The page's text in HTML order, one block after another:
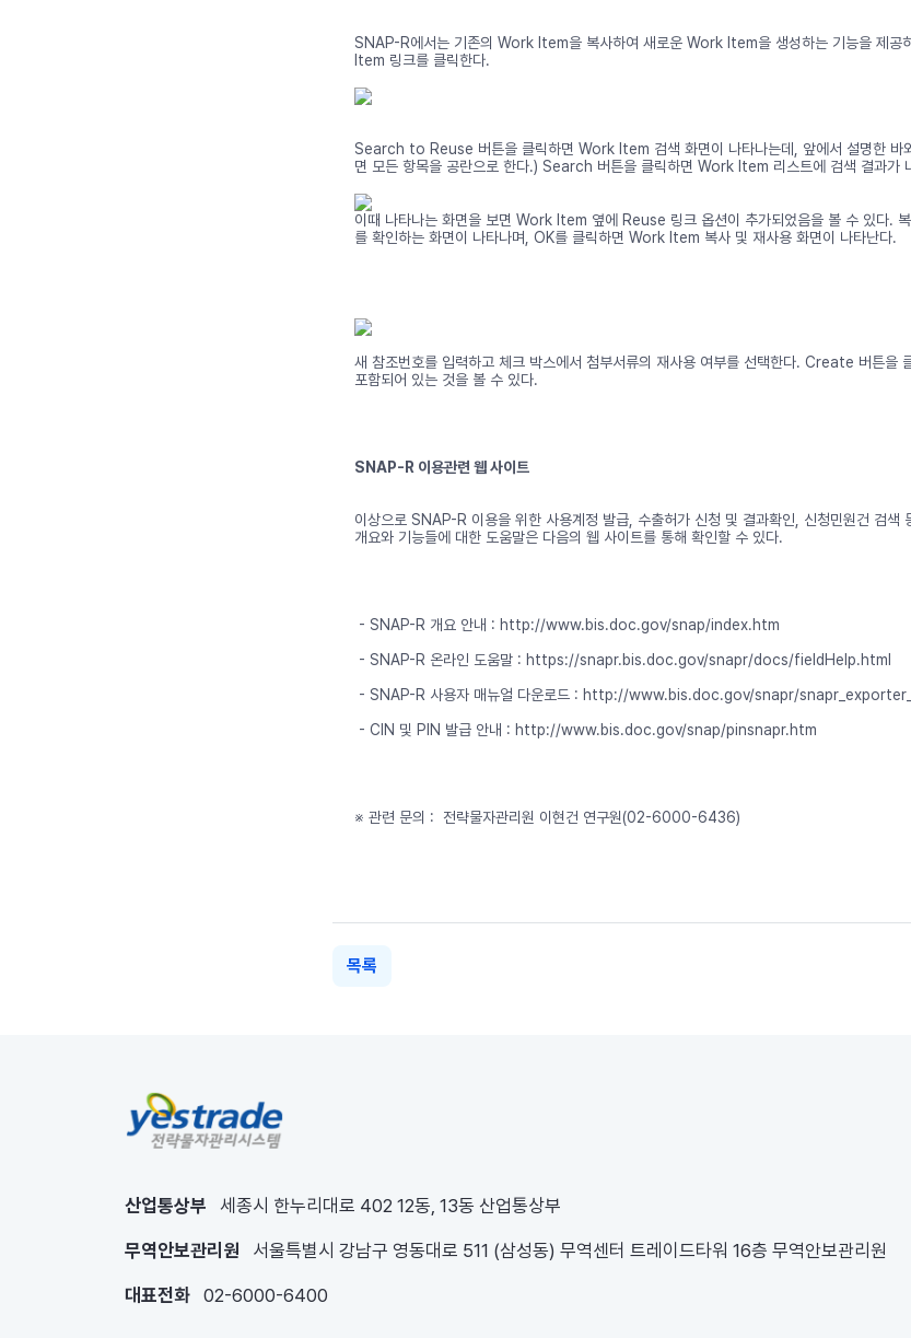
SNAP-R에서는 기존의 Work Item을 복사하여 새로운 Work Item을 생성하는 기능을 제
Item 링크를 클릭한다.
Search to Reuse 버튼을 클릭하면 Work Item 검색 화면이 나타나는데, 앞에서 설명한 바
면 모든 항목을 공란으로 한다.) Search 버튼을 클릭하면 Work Item 리스트에 검색 결과가
이때 나타나는 화면을 보면 Work Item 옆에 Reuse 링크 옵션이 추가되었음을 볼 수 있다.
를 확인하는 화면이 나타나며, OK를 클릭하면 Work Item 복사 및 재사용 화면이 나타난다.
새 참조번호를 입력하고 체크 박스에서 첨부서류의 재사용 여부를 선택한다. Create 버튼
포함되어 있는 것을 볼 수 있다.
SNAP-R 이용관련 웹 사이트
이상으로 SNAP-R 이용을 위한 사용계정 발급, 수출허가 신청 및 결과확인, 신청민원건 검
개요와 기능들에 대한 도움말은 다음의 웹 사이트를 통해 확인할 수 있다.
- SNAP-R 개요 안내 : http://www.bis.doc.gov/snap/index.htm
- SNAP-R 온라인 도움말 : https://snapr.bis.doc.gov/snapr/docs/fieldHelp.html
- SNAP-R 사용자 매뉴얼 다운로드 : http://www.bis.doc.gov/snapr/
- CIN 및 PIN 발급 안내 : http://www.bis.doc.gov/snap/pinsnapr.htm
※ 관련 문의 : 전략물자관리원 이현건 연구원(02-6000-6436)
목록
산업통상부 세종시 한누리대로 402 12동, 13동 산업통상부
무역안보관리원 서울특별시 강남구 영동대로 511 (삼성동) 무역센터 트레이드타워 16층 무역안보관리원
대표전화 02-6000-6400